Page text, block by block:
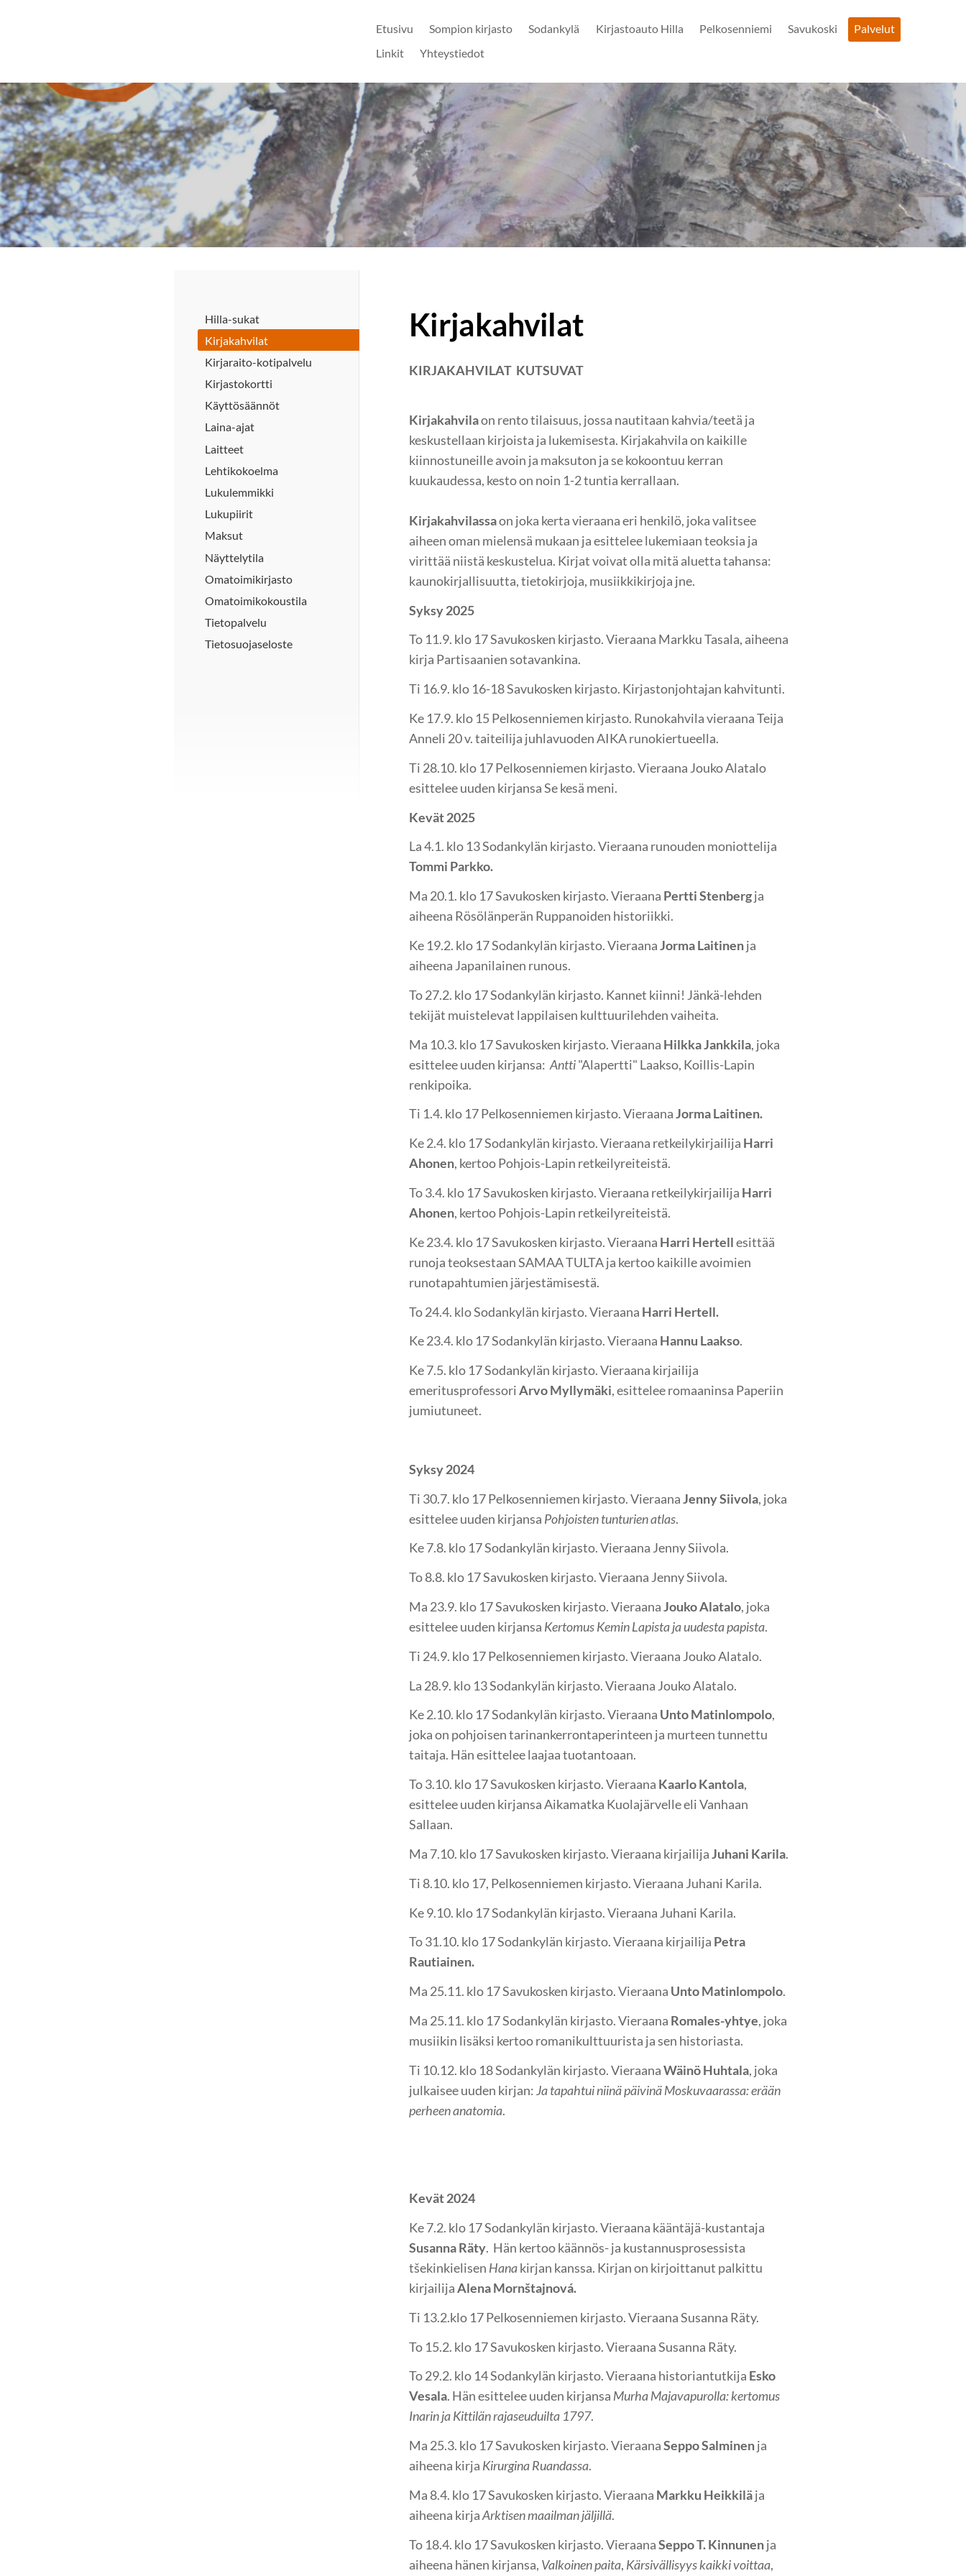
Etusivu Sompion kirjasto Sodankylä Kirjastoauto Hilla Pelkosenniemi Savukoski
Palvelut
Linkit
Yhteystiedot
Hilla-sukat
Kirjakahvilat
Kirjaraito-kotipalvelu
Kirjastokortti
Käyttösäännöt
Laina-ajat
Laitteet
Lehtikokoelma
Lukulemmikki
Lukupiirit
Maksut
Näyttelytila
Omatoimikirjasto
Omatoimikokoustila
Tietopalvelu
Tietosuojaseloste
Kirjakahvilat
KIRJAKAHVILAT KUTSUVAT
Kirjakahvilaon rento tilaisuus, jossa nautitaan kahvia/teetä ja
keskustellaan kirjoista ja lukemisesta. Kirjakahvila on kaikille
kiinnostuneille avoin ja maksuton ja se kokoontuu kerran
kuukaudessa, kesto on noin 1-2 tuntia kerrallaan.
Kirjakahvilassaon joka kerta vieraana eri henkilö, joka valitsee
aiheen oman mielensä mukaan ja esittelee lukemiaan teoksia ja
virittää niistä keskustelua. Kirjat voivat olla mitä aluetta tahansa:
kaunokirjallisuutta, tietokirjoja, musiikkikirjoja jne.
Syksy 2025
To 11.9. klo 17 Savukosken kirjasto. Vieraana Markku Tasala, aiheena
kirja Partisaanien sotavankina.
Ti 16.9. klo 16-18 Savukosken kirjasto. Kirjastonjohtajan kahvitunti.
Ke 17.9. klo 15 Pelkosenniemen kirjasto. Runokahvila vieraana Teija
Anneli 20 v. taiteilija juhlavuoden AIKA runokiertueella.
Ti 28.10. klo 17 Pelkosenniemen kirjasto. Vieraana Jouko Alatalo
esittelee uuden kirjansa Se kesä meni.
Kevät 2025
La 4.1. klo 13 Sodankylän kirjasto. Vieraana runouden moniottelija
Tommi Parkko.
Ma 20.1. klo 17 Savukosken kirjasto. Vieraana Pertti Stenbergja
aiheena Rösölänperän Ruppanoiden historiikki.
Ke 19.2. klo 17 Sodankylän kirjasto. VieraanaJorma Laitinenja
aiheena Japanilainen runous.
To 27.2. klo 17 Sodankylän kirjasto. Kannet kiinni! Jänkä-lehden
tekijät muistelevat lappilaisen kulttuurilehden vaiheita.
Ma 10.3. klo 17 Savukosken kirjasto. Vieraana Hilkka Jankkila, joka
esittelee uuden kirjansa: Antti"Alapertti" Laakso, Koillis-Lapin
renkipoika.
Ti 1.4. klo 17 Pelkosenniemen kirjasto. VieraanaJorma Laitinen.
Ke 2.4. klo 17 Sodankylän kirjasto. Vieraana retkeilykirjailija Harri
Ahonen, kertoo Pohjois-Lapin retkeilyreiteistä.
To 3.4. klo 17 Savukosken kirjasto. Vieraana retkeilykirjailija Harri
Ahonen, kertoo Pohjois-Lapin retkeilyreiteistä.
Ke 23.4. klo 17 Savukosken kirjasto. Vieraana Harri Hertellesittää
runoja teoksestaan SAMAA TULTA ja kertoo kaikille avoimien
runotapahtumien järjestämisestä.
To 24.4. klo Sodankylän kirjasto. Vieraana Harri Hertell.
Ke 23.4. klo 17 Sodankylän kirjasto. Vieraana Hannu Laakso.
Ke 7.5. klo 17 Sodankylän kirjasto. Vieraana kirjailija
emeritusprofessoriArvo Myllymäki, esittelee romaaninsa Paperiin
jumiutuneet.
Syksy 2024
Ti 30.7. klo 17 Pelkosenniemen kirjasto. VieraanaJenny Siivola, joka
esittelee uuden kirjansa Pohjoisten tunturien atlas.
Ke 7.8. klo 17 Sodankylän kirjasto. Vieraana Jenny Siivola.
To 8.8. klo 17 Savukosken kirjasto. Vieraana Jenny Siivola.
Ma 23.9. klo 17 Savukosken kirjasto. VieraanaJouko Alatalo, joka
esittelee uuden kirjansa Kertomus Kemin Lapista ja uudesta papista.
Ti 24.9. klo 17 Pelkosenniemen kirjasto. Vieraana Jouko Alatalo.
La 28.9. klo 13 Sodankylän kirjasto. Vieraana Jouko Alatalo.
Ke 2.10. klo 17 Sodankylän kirjasto. Vieraana Unto Matinlompolo,
joka on pohjoisen tarinankerrontaperinteen ja murteen tunnettu
taitaja. Hän esittelee laajaa tuotantoaan.
To 3.10. klo 17 Savukosken kirjasto. Vieraana Kaarlo Kantola,
esittelee uuden kirjansa Aikamatka Kuolajärvelle eli Vanhaan
Sallaan.
Ma 7.10. klo 17 Savukosken kirjasto. Vieraana kirjailijaJuhani Karila.
Ti 8.10. klo 17, Pelkosenniemen kirjasto. Vieraana Juhani Karila.
Ke 9.10. klo 17 Sodankylän kirjasto. Vieraana Juhani Karila.
To 31.10. klo 17 Sodankylän kirjasto. Vieraana kirjailija Petra
Rautiainen.
Ma 25.11. klo 17 Savukosken kirjasto. Vieraana Unto Matinlompolo.
Ma 25.11. klo 17 Sodankylän kirjasto. Vieraana Romales-yhtye, joka
musiikin lisäksi kertoo romanikulttuurista ja sen historiasta.
Ti 10.12. klo 18 Sodankylän kirjasto. VieraanaWäinö Huhtala, joka
julkaisee uuden kirjan:Ja tapahtui niinä päivinä Moskuvaarassa: erään
perheen anatomia.
Kevät 2024
Ke 7.2. klo 17 Sodankylän kirjasto. Vieraana kääntäjä-kustantaja
Susanna Räty. Hän kertoo käännös- ja kustannusprosessista
tšekinkielisen Hanakirjan kanssa. Kirjan on kirjoittanut palkittu
kirjailijaAlena Mornštajnová.
Ti 13.2.klo 17 Pelkosenniemen kirjasto. Vieraana Susanna Räty.
To 15.2. klo 17 Savukosken kirjasto. Vieraana Susanna Räty.
To 29.2. klo 14 Sodankylän kirjasto. Vieraana historiantutkija Esko
Vesala. Hän esittelee uuden kirjansa Murha Majavapurolla: kertomus
Inarin ja Kittilän rajaseuduilta 1797.
Ma 25.3. klo 17 Savukosken kirjasto. VieraanaSeppo Salminenja
aiheena kirja Kirurgina Ruandassa.
Ma 8.4. klo 17 Savukosken kirjasto. Vieraana Markku Heikkiläja
aiheena kirjaArktisen maailman jäljillä.
To 18.4. klo 17 Savukosken kirjasto. VieraanaSeppo T. Kinnunenja
aiheena hänen kirjansa, Valkoinen paita, Kärsivällisyys kaikki voittaa,